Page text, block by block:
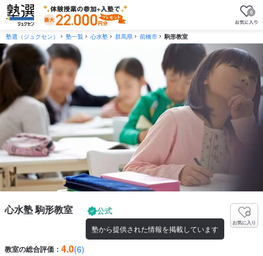
0
塾選（ジュクセン） 塾一覧 心水塾 群馬県 前橋市 駒形教室
心水塾 駒形教室 公式
塾から提供された情報を掲載しています
教室の総合評価： 4.0(6)
お気に入り